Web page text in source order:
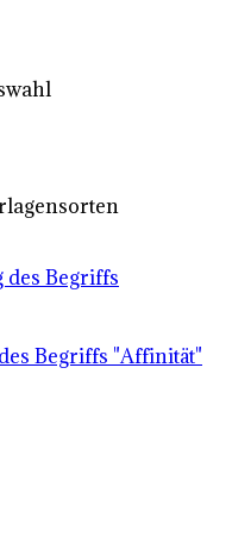
Begriffs
Begriffs "Affinität"